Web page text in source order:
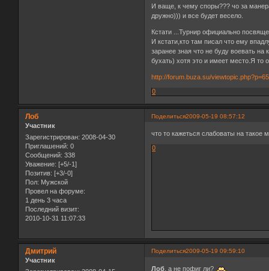
И ваще, к чему споры??? чо за
дружно))) и все будет весело.
Кстати ...Турнир официально
И кстати,кто там писал что ему
заранее зная что не буду воевать
бухать) хотя это и имеет место.Я то
http://forum.buza.su/
0
Поделиться2009-05-19 08:57:12
Лоб
Участник
Зарегистрирован: 2008-04-30
Приглашений: 0
Сообщений: 338
Уважение: [+5/-1]
Позитив: [+3/-0]
Пол: Мужской
Провел на форуме:
1 день 3 часа
Последний визит:
2010-10-31 11:07:33
что то кажеться слабоваты на такое
0
Поделиться2009-05-19 09:59:10
Дмитрий
Участник
Лоб , а не пофиг ли?